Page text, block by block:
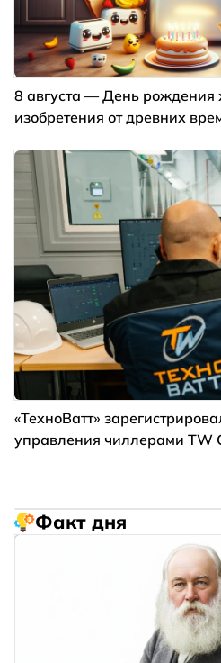
8 августа — День рождения
изобретения от древних
«ТехноВатт»
управления чиллерами TW
Факт дня